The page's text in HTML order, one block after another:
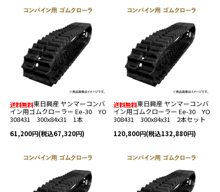
東日興産 ヤンマーコンバ
イン用ゴムクローラー Ee-30 YO
308431 300x84x31 1本
61,200円(税込67,320円)
東日興産 ヤンマーコンバ
イン用ゴムクローラー Ee-30 YO
308431 300x84x31 2本セット
120,800円(税込132,880円)